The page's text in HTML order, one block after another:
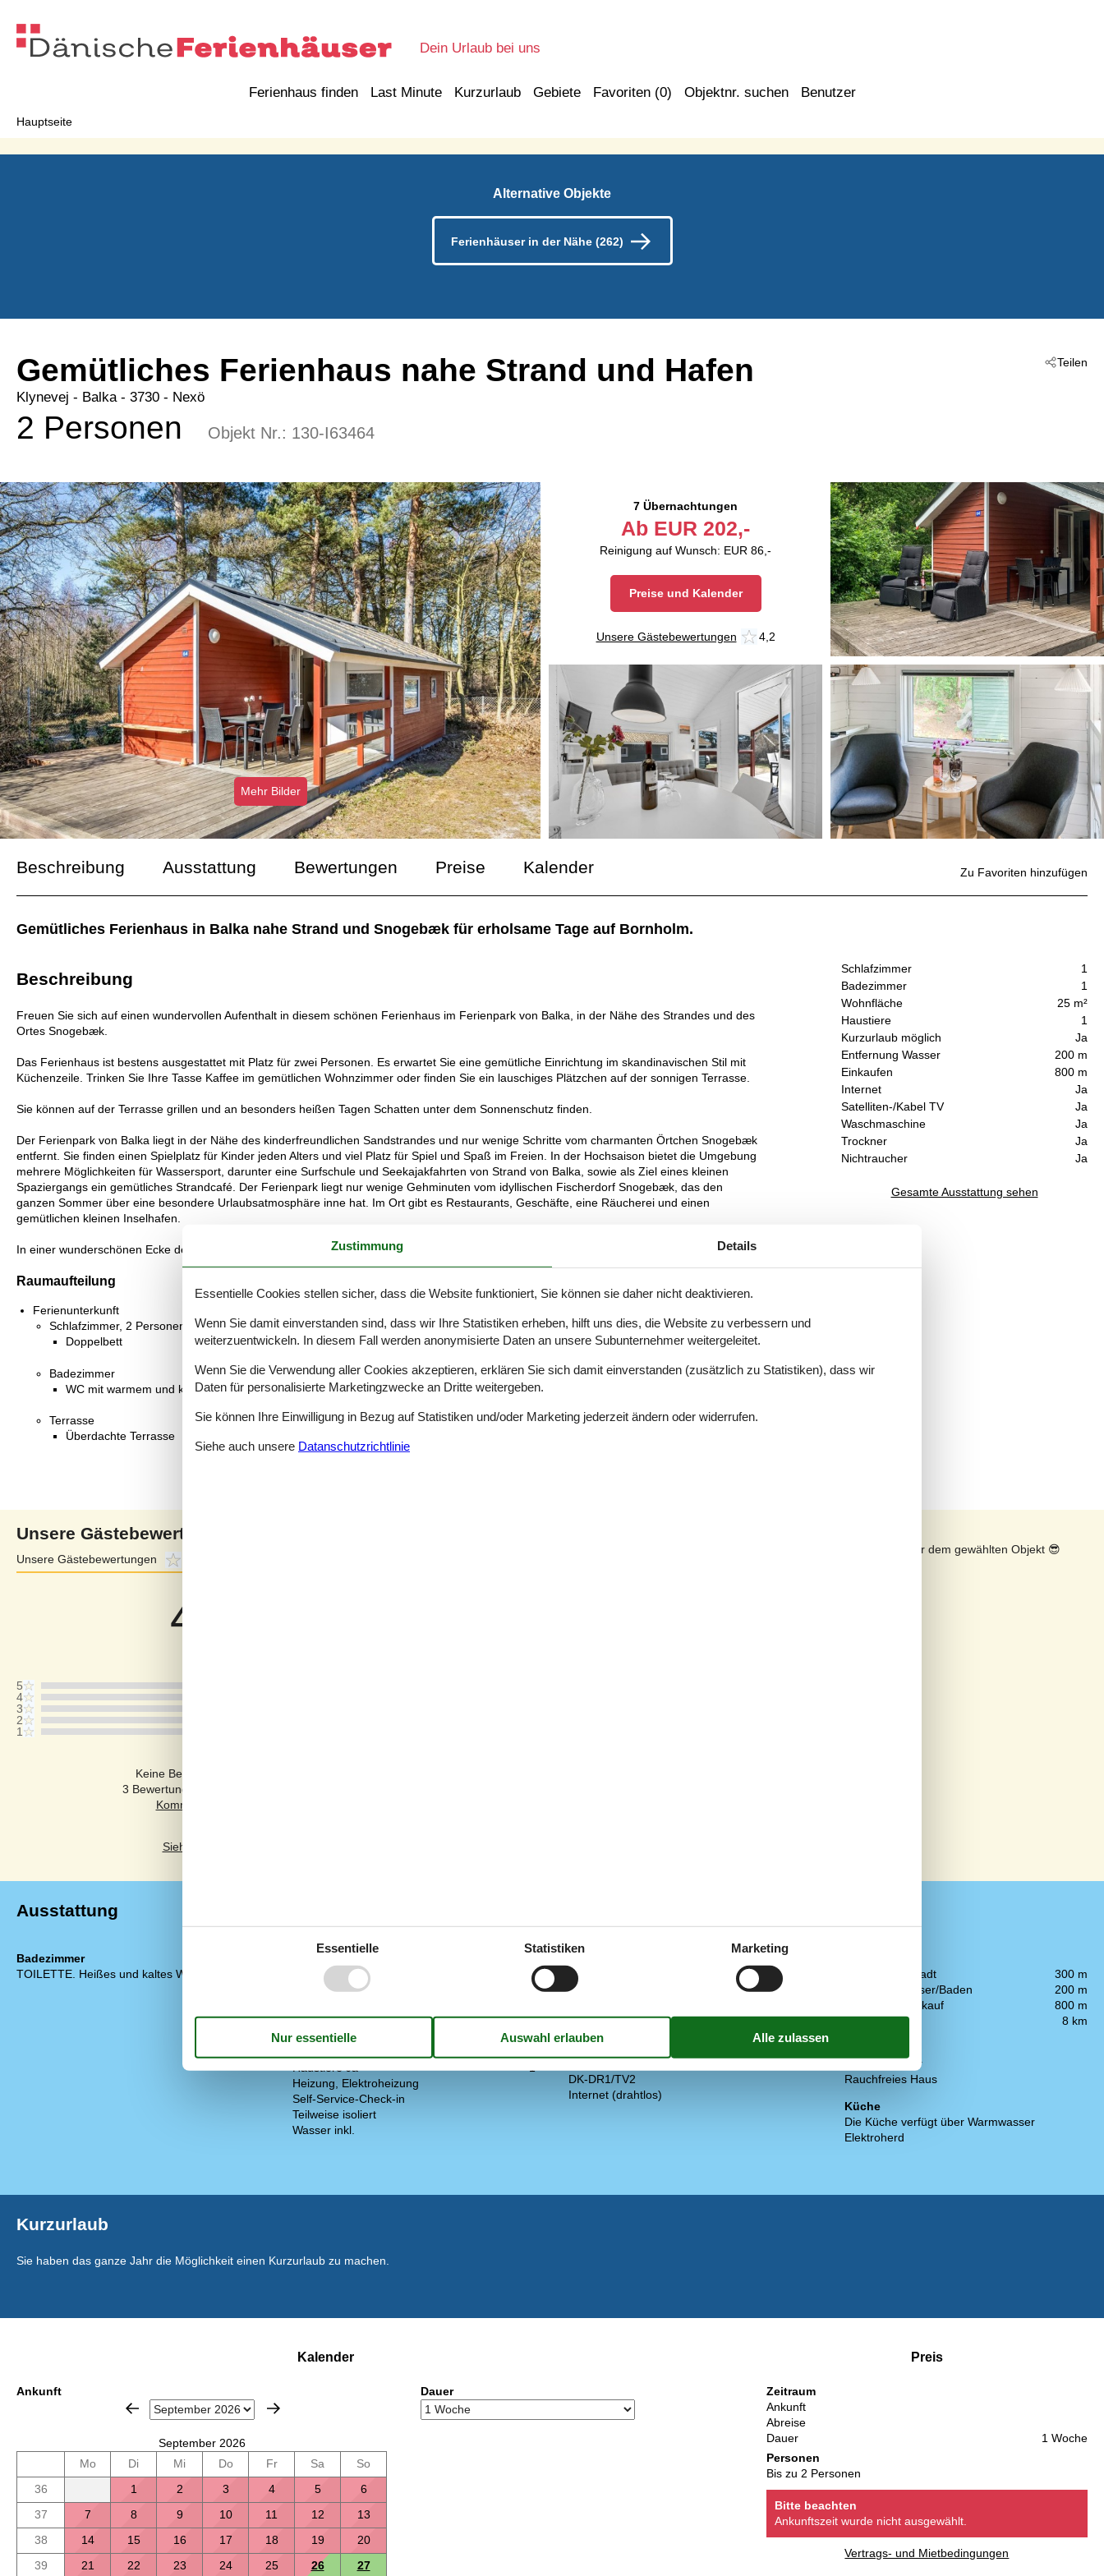
Dein Urlaub bei uns
Ferienhaus finden Last Minute Kurzurlaub Gebiete Favoriten (0) Objektnr. suchen Benutzer
Hauptseite
Alternative Objekte
Ferienhäuser in der Nähe (262)
Teilen
Gemütliches Ferienhaus nahe Strand und Hafen
Klynevej - Balka - 3730 - Nexö
2 Personen Objekt Nr.: 130-I63464
Mehr Bilder
7 Übernachtungen
Ab EUR 202,-
Reinigung auf Wunsch: EUR 86,-
Preise und Kalender
Unsere Gästebewertungen 4,2
Beschreibung Ausstattung Bewertungen Preise Kalender
Gemütliches Ferienhaus in Balka nahe Strand und Snogebæk für erholsame Tage auf Bornholm.
Schlafzimmer
1
Badezimmer
1
Wohnfläche
25 m²
Haustiere
1
Kurzurlaub möglich
Ja
Entfernung Wasser
200 m
Einkaufen
800 m
Internet
Ja
Satelliten-/Kabel TV
Ja
Waschmaschine
Ja
Trockner
Ja
Nichtraucher
Ja
Gesamte Ausstattung sehen
Zu Favoriten hinzufügen
Beschreibung
Freuen Sie sich auf einen wundervollen Aufenthalt in diesem schönen Ferienhaus im Ferienpark von Balka, in der Nähe des Strandes und des
Ortes Snogebæk.
Das Ferienhaus ist bestens ausgestattet mit Platz für zwei Personen. Es erwartet Sie eine gemütliche Einrichtung im skandinavischen Stil mit
Küchenzeile. Trinken Sie Ihre Tasse Kaffee im gemütlichen Wohnzimmer oder finden Sie ein lauschiges Plätzchen auf der sonnigen Terrasse.
Sie können auf der Terrasse grillen und an besonders heißen Tagen Schatten unter dem Sonnenschutz finden.
Der Ferienpark von Balka liegt in der Nähe des kinderfreundlichen Sandstrandes und nur wenige Schritte vom charmanten Örtchen Snogebæk
entfernt. Sie finden einen Spielplatz für Kinder jeden Alters und viel Platz für Spiel und Spaß im Freien. In der Hochsaison bietet die Umgebung
mehrere Möglichkeiten für Wassersport, darunter eine Surfschule und Seekajakfahrten von Strand von Balka, sowie als Ziel eines kleinen
Spaziergangs ein gemütliches Strandcafé. Der Ferienpark liegt nur wenige Gehminuten vom idyllischen Fischerdorf Snogebæk, das den
ganzen Sommer über eine besondere Urlaubsatmosphäre inne hat. Im Ort gibt es Restaurants, Geschäfte, eine Räucherei und einen
gemütlichen kleinen Inselhafen.
In einer wunderschönen Ecke der Sonneninsel Bornholms sind fantastische Tage für die ganze Familie vorprogrammiert.
Raumaufteilung
Ferienunterkunft
Schlafzimmer, 2 Personen
Doppelbett
Badezimmer
WC mit warmem und kaltem Wasser, Dusche
Terrasse
Überdachte Terrasse
Unsere Gästebewertungen
Unsere Gästebewertungen
4,2
5
4
3
2
1
Keine Bewertungen haben Kommentare auf Deutsch
3 Bewertungen haben Kommentare in anderen Sprachen.
Siehe stattdessen 2 externe Bewertungen.
Sonnenstand über dem gewählten Objekt 😎
Ausstattung
Badezimmer
TOILETTE. Heißes und kaltes Wasser
Anzahl Haustiere
1
EL exkl.
Gemeinschaftstrockner
Gemeinschafts-Waschmaschine
Haustiere Ja
1
Heizung, Elektroheizung
Self-Service-Check-in
Teilweise isoliert
Wasser inkl.
Gartenmöbel
Grill
Elektrogeräte
DK-DR1/TV2
Internet (drahtlos)
Die nächste Stadt
300 m
Entf. zum Wasser/Baden
200 m
Entfernung Einkauf
800 m
Golfplatz
8 km
Nahe am Meer
Rauchfreies Haus
Küche
Die Küche verfügt über Warmwasser
Elektroherd
Kurzurlaub
Sie haben das ganze Jahr die Möglichkeit einen Kurzurlaub zu machen.
Kalender
Ankunft
September 2026
Mo
Di Mi Do Fr Sa
So
36
1 2 3 4 5
6
37
7 8 9 10 11 12
13
38
14 15 16 17 18 19
20
39
21 22 23 24 25 26
27
Dauer
Preis
Zeitraum
Ankunft
Abreise
Dauer
1 Woche
Personen
Bis zu 2 Personen
Bitte beachten
Ankunftszeit wurde nicht ausgewählt.
Vertrags- und Mietbedingungen
Zustimmung Details
Essentielle Cookies stellen sicher, dass die Website funktioniert, Sie können sie daher nicht deaktivieren.
Wenn Sie damit einverstanden sind, dass wir Ihre Statistiken erheben, hilft uns dies, die Website zu verbessern und
weiterzuentwickeln. In diesem Fall werden anonymisierte Daten an unsere Subunternehmer weitergeleitet.
Wenn Sie die Verwendung aller Cookies akzeptieren, erklären Sie sich damit einverstanden (zusätzlich zu Statistiken), dass wir
Daten für personalisierte Marketingzwecke an Dritte weitergeben.
Sie können Ihre Einwilligung in Bezug auf Statistiken und/oder Marketing jederzeit ändern oder widerrufen.
Siehe auch unsere Datanschutzrichtlinie
Essentielle Statistiken Marketing